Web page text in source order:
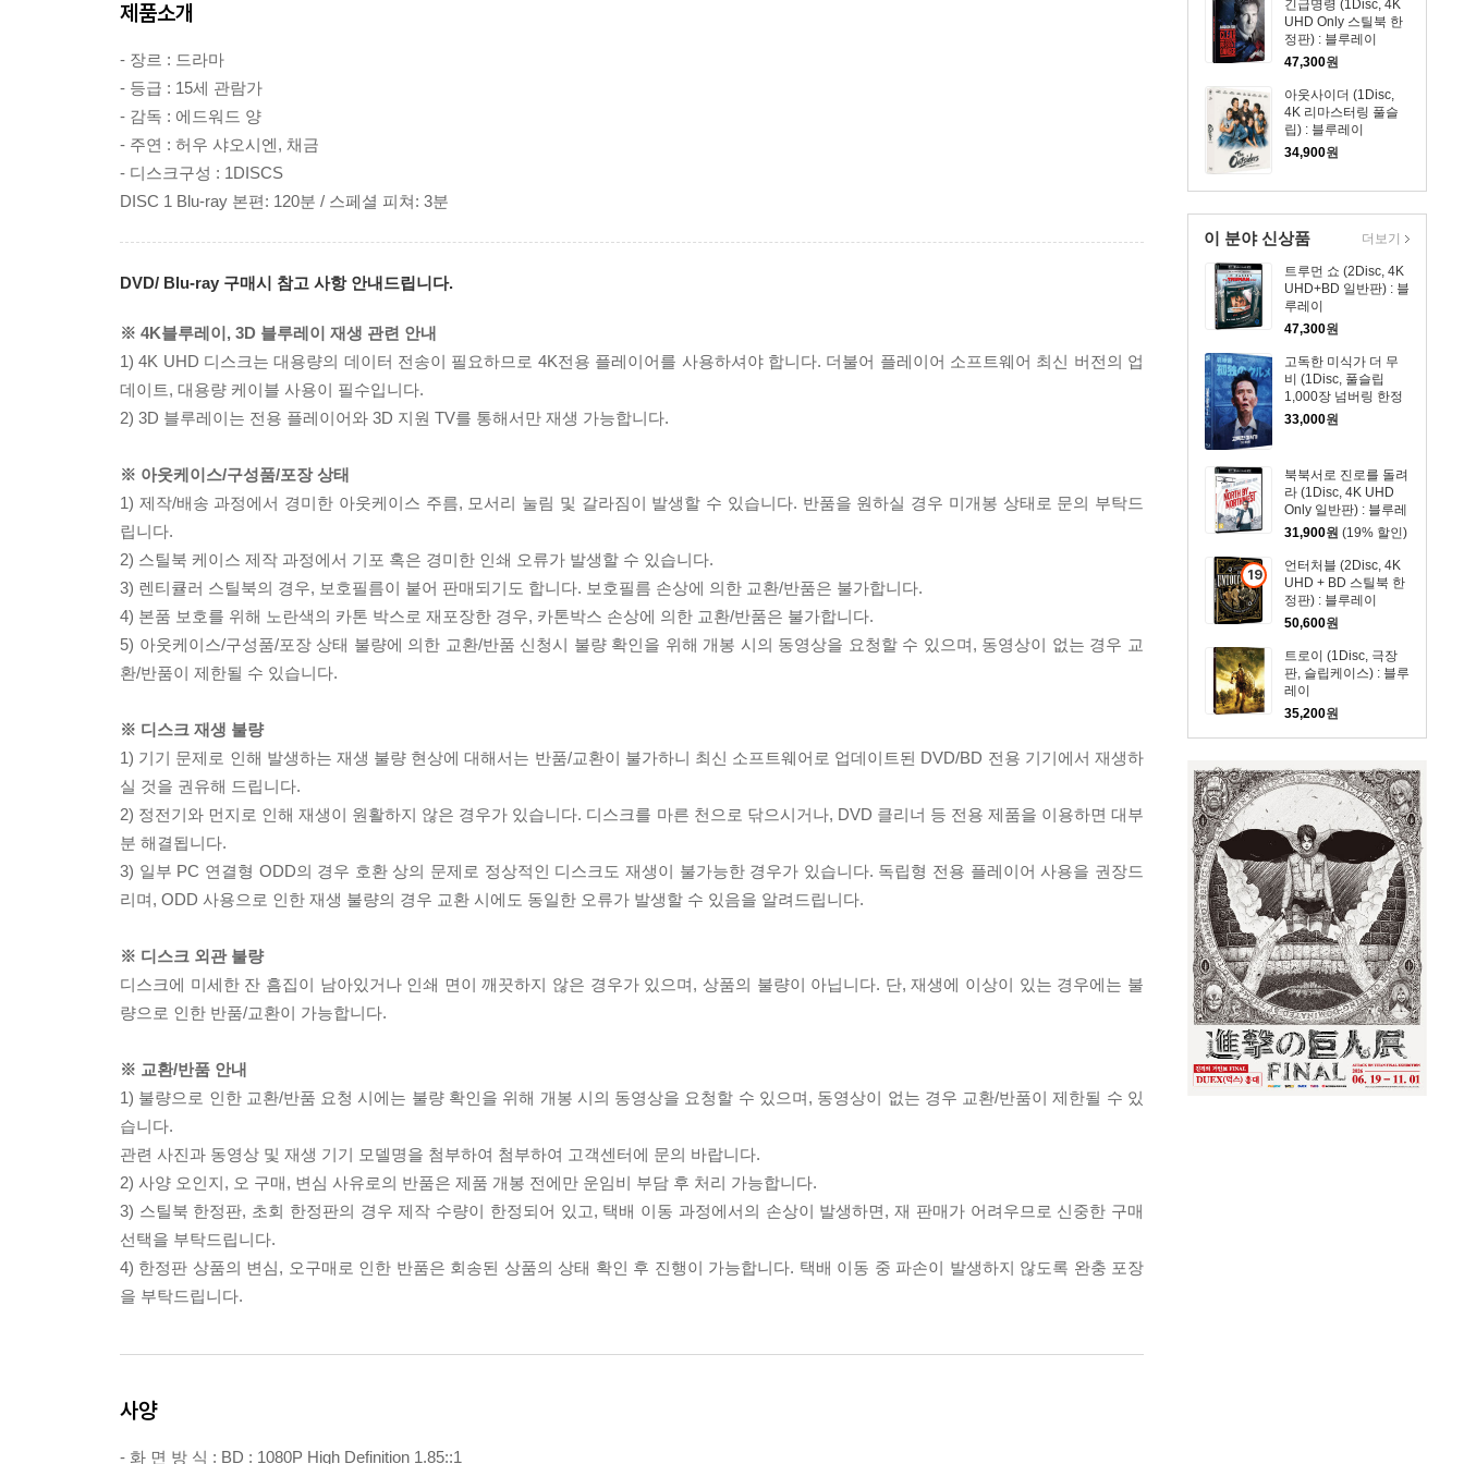
품
긴급명령 (1Disc, 4K
UHD Only 스틸북 한
정판) : 블루레이
47,300원
아웃사이더 (1Disc,
4K 리마스터링 풀슬
립) : 블루레이
34,900원
이 분야 신상품
트루먼 쇼 (2Disc, 4K
UHD+BD 일반판) : 블
루레이
47,300원
고독한 미식가 더 무
비 (1Disc, 풀슬립
1,000장 넘버링 한정
판) : 블루레이
33,000원
북북서로 진로를 돌려
라 (1Disc, 4K UHD
Only 일반판) : 블루레
이
31,900원 (19% 할인)
19
세
이
상
품
언터처블 (2Disc, 4K
UHD + BD 스틸북 한
정판) : 블루레이
50,600원
트로이 (1Disc, 극장
판, 슬립케이스) : 블루
레이
35,200원
더보기
제품소개
- 장르 : 드라마
- 등급 : 15세 관람가
- 감독 : 에드워드 양
- 주연 : 허우 샤오시엔, 채금
- 디스크구성 : 1DISCS
DISC 1 Blu-ray 본편: 120분 / 스페셜 피쳐: 3분
DVD/ Blu-ray 구매시 참고 사항 안내드립니다.
※ 4K블루레이, 3D 블루레이 재생 관련 안내
1) 4K UHD 디스크는 대용량의 데이터 전송이 필요하므로 4K전용 플레이어를 사용하셔야 합니다. 더불어 플레이어 소프트웨어 최신 버전의 업
데이트, 대용량 케이블 사용이 필수입니다.
2) 3D 블루레이는 전용 플레이어와 3D 지원 TV를 통해서만 재생 가능합니다.
※ 아웃케이스/구성품/포장 상태
1) 제작/배송 과정에서 경미한 아웃케이스 주름, 모서리 눌림 및 갈라짐이 발생할 수 있습니다. 반품을 원하실 경우 미개봉 상태로 문의 부탁드
립니다.
2) 스틸북 케이스 제작 과정에서 기포 혹은 경미한 인쇄 오류가 발생할 수 있습니다.
3) 렌티큘러 스틸북의 경우, 보호필름이 붙어 판매되기도 합니다. 보호필름 손상에 의한 교환/반품은 불가합니다.
4) 본품 보호를 위해 노란색의 카톤 박스로 재포장한 경우, 카톤박스 손상에 의한 교환/반품은 불가합니다.
5) 아웃케이스/구성품/포장 상태 불량에 의한 교환/반품 신청시 불량 확인을 위해 개봉 시의 동영상을 요청할 수 있으며, 동영상이 없는 경우 교
환/반품이 제한될 수 있습니다.
※ 디스크 재생 불량
1) 기기 문제로 인해 발생하는 재생 불량 현상에 대해서는 반품/교환이 불가하니 최신 소프트웨어로 업데이트된 DVD/BD 전용 기기에서 재생하
실 것을 권유해 드립니다.
2) 정전기와 먼지로 인해 재생이 원활하지 않은 경우가 있습니다. 디스크를 마른 천으로 닦으시거나, DVD 클리너 등 전용 제품을 이용하면 대부
분 해결됩니다.
3) 일부 PC 연결형 ODD의 경우 호환 상의 문제로 정상적인 디스크도 재생이 불가능한 경우가 있습니다. 독립형 전용 플레이어 사용을 권장드
리며, ODD 사용으로 인한 재생 불량의 경우 교환 시에도 동일한 오류가 발생할 수 있음을 알려드립니다.
※ 디스크 외관 불량
디스크에 미세한 잔 흠집이 남아있거나 인쇄 면이 깨끗하지 않은 경우가 있으며, 상품의 불량이 아닙니다. 단, 재생에 이상이 있는 경우에는 불
량으로 인한 반품/교환이 가능합니다.
※ 교환/반품 안내
1) 불량으로 인한 교환/반품 요청 시에는 불량 확인을 위해 개봉 시의 동영상을 요청할 수 있으며, 동영상이 없는 경우 교환/반품이 제한될 수 있
습니다.
관련 사진과 동영상 및 재생 기기 모델명을 첨부하여 첨부하여 고객센터에 문의 바랍니다.
2) 사양 오인지, 오 구매, 변심 사유로의 반품은 제품 개봉 전에만 운임비 부담 후 처리 가능합니다.
3) 스틸북 한정판, 초회 한정판의 경우 제작 수량이 한정되어 있고, 택배 이동 과정에서의 손상이 발생하면, 재 판매가 어려우므로 신중한 구매
선택을 부탁드립니다.
4) 한정판 상품의 변심, 오구매로 인한 반품은 회송된 상품의 상태 확인 후 진행이 가능합니다. 택배 이동 중 파손이 발생하지 않도록 완충 포장
을 부탁드립니다.
사양
- 화 면 방 식 : BD : 1080P High Definition 1.85::1